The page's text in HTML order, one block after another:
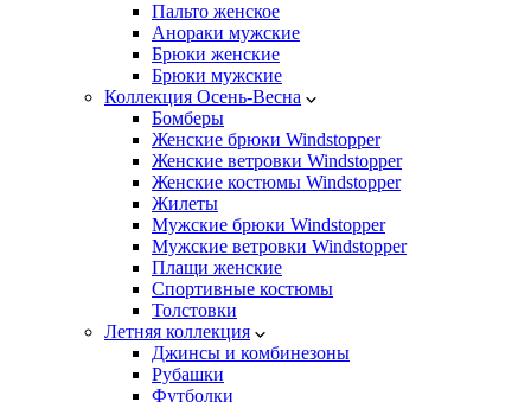
Пальто женское
Анораки мужские
Брюки женские
Брюки мужские
Коллекция Осень-Весна
Бомберы
Женские брюки Windstopper
Женские ветровки Windstopper
Женские костюмы Windstopper
Жилеты
Мужские брюки Windstopper
Мужские ветровки Windstopper
Плащи женские
Спортивные костюмы
Толстовки
Летняя коллекция
Джинсы и комбинезоны
Рубашки
Футболки